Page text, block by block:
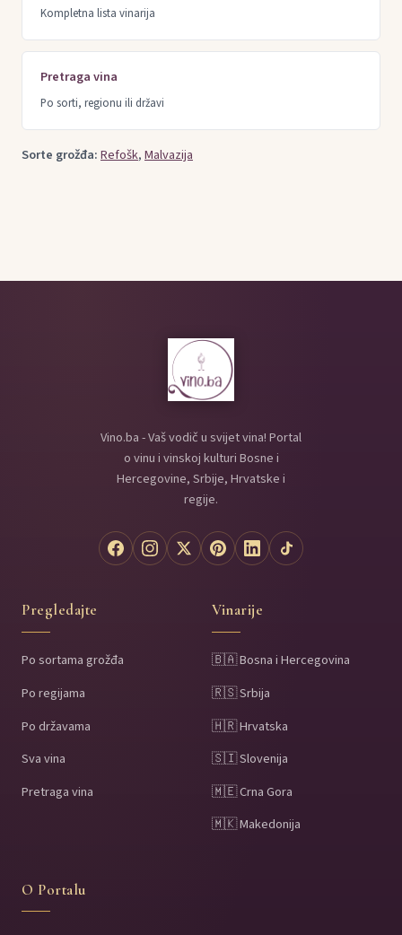
Kompletna lista vinarija
Pretraga vina
Po sorti, regionu ili državi
Sorte grožđa:Refošk,Malvazija
Vino.ba - Vaš vodič u svijet vina! Portal
o vinu i vinskoj kulturi Bosne i
Hercegovine, Srbije, Hrvatske i
regije.
Pregledajte
Po sortama grožđa
Po regijama
Po državama
Sva vina
Pretraga vina
Vinarije
🇧🇦 Bosna i Hercegovina
🇷🇸 Srbija
🇭🇷 Hrvatska
🇸🇮 Slovenija
🇲🇪 Crna Gora
🇲🇰 Makedonija
O Portalu